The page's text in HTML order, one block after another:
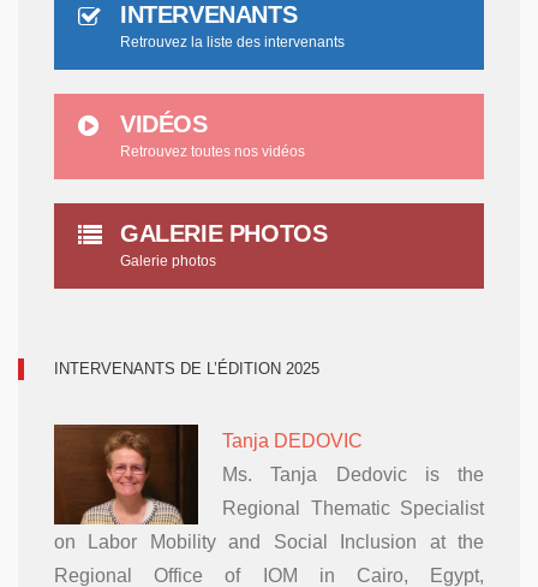
INTERVENANTS
Retrouvez la liste des intervenants
VIDÉOS
Retrouvez toutes nos vidéos
GALERIE PHOTOS
Galerie photos
INTERVENANTS DE L’ÉDITION 2025
Tanja DEDOVIC
Ms. Tanja Dedovic is the
Regional Thematic Specialist
on Labor Mobility and Social Inclusion at the
Regional Office of IOM in Cairo, Egypt,